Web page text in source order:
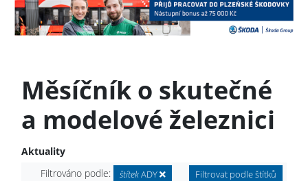
Měsíčník o skutečné
a modelové železnici
Aktuality
Filtrováno podle:
štítekADY Filtrovat podle štítků